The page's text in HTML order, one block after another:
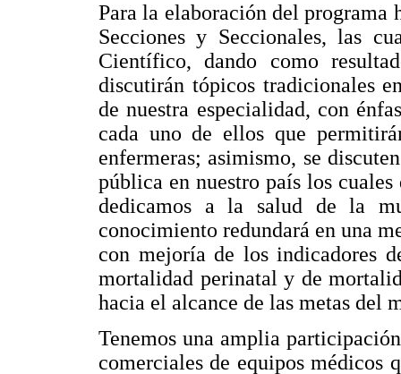
Para la elaboración del programa
Secciones y Seccionales, las
Científico, dando como
discutirán tópicos tradicionales
de nuestra especialidad, con
cada uno de ellos que
enfermeras; asimismo, se
pública en nuestro país los
dedicamos a la salud de la
conocimiento redundará en una
con mejoría de los indicadores
mortalidad perinatal y de
hacia el alcance de las metas del
Tenemos una amplia
comerciales de equipos médicos